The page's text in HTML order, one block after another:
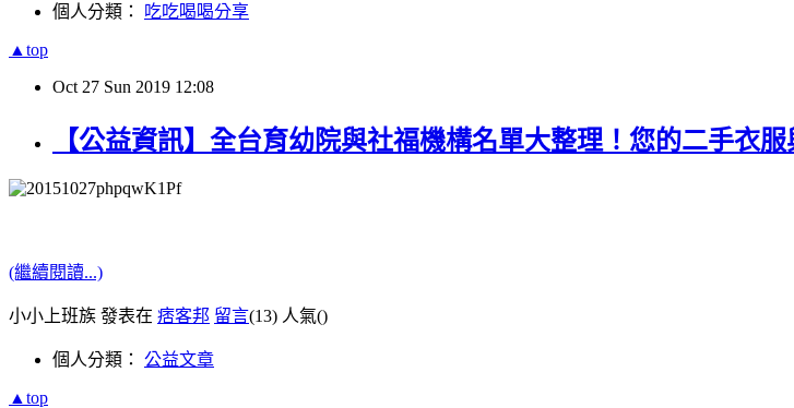
個人分類： 吃吃喝喝分享
▲top
Oct 27 Sun 2019 12:08
【公益資訊】全台育幼院與社福機構名單大整理！您的二手衣
(繼續閱讀...)
小小上班族 發表在 痞客邦 留言(13) 人氣()
個人分類： 公益文章
▲top